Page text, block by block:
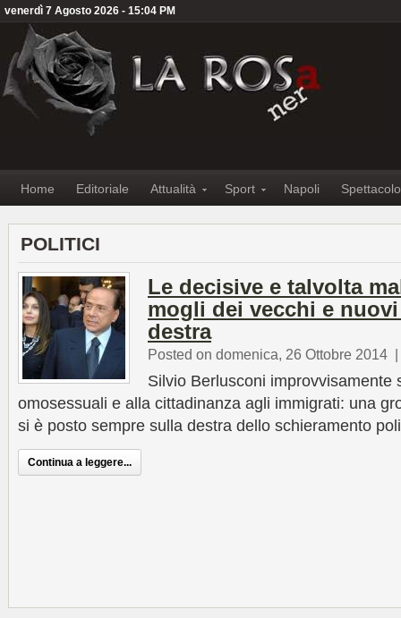
venerdì 7 Agosto 2026 - 15:04 PM
Home Editoriale Attualità Sport Napoli Spettacolo
POLITICI
Le decisive e talvolta
mogli dei vecchi e
destra
Posted on domenica, 26 Ottobre 2014 |
Silvio Berlusconi improvvisamente
omosessuali e alla cittadinanza agli immigrati: una
si è posto sempre sulla destra dello schieramento
Continua a leggere...